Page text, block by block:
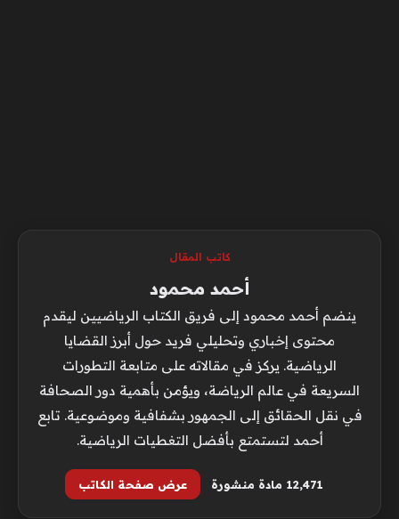
كاتب المقال
أحمد محمود
ينضم أحمد محمود إلى فريق الكتاب الرياضيين ليقدم
محتوى إخباري وتحليلي فريد حول أبرز القضايا
الرياضية. يركز في مقالاته على متابعة التطورات
السريعة في عالم الرياضة، ويؤمن بأهمية دور الصحافة
في نقل الحقائق إلى الجمهور بشفافية وموضوعية. تابع
أحمد لتستمتع بأفضل التغطيات الرياضية.
12٬471 مادة منشورة عرض صفحة الكاتب